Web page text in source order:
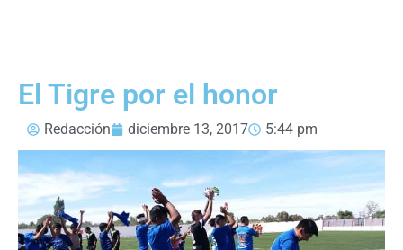
El Tigre por el honor
Redacción diciembre 13, 2017 5:44 pm